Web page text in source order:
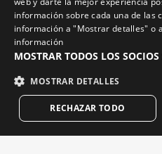
información sobre cada una de las
información a "Mostrar detalles" o
información
MOSTRAR TODOS LOS SOCIOS
MOSTRAR DETALLES
RECHAZAR TODO